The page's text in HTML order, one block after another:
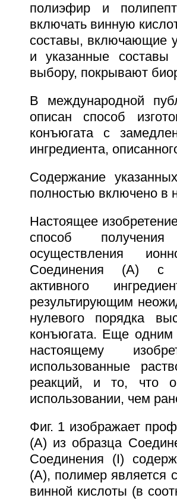
полиэфир и
включать винную
составы, включающие
и указанные
выбору, покрывают
В международной
описан способ
конъюгата с
ингредиента,
Содержание
полностью включено в
Настоящее
способ получения
осуществления
Соединения (А) с
активного
результирующим
нулевого порядка
конъюгата. Еще одним
настоящему
использованные
реакций, и то, что
использовании, чем
Фиг. 1 изображает
(А) из образца
Соединения (I)
(А), полимер является
винной кислоты (в